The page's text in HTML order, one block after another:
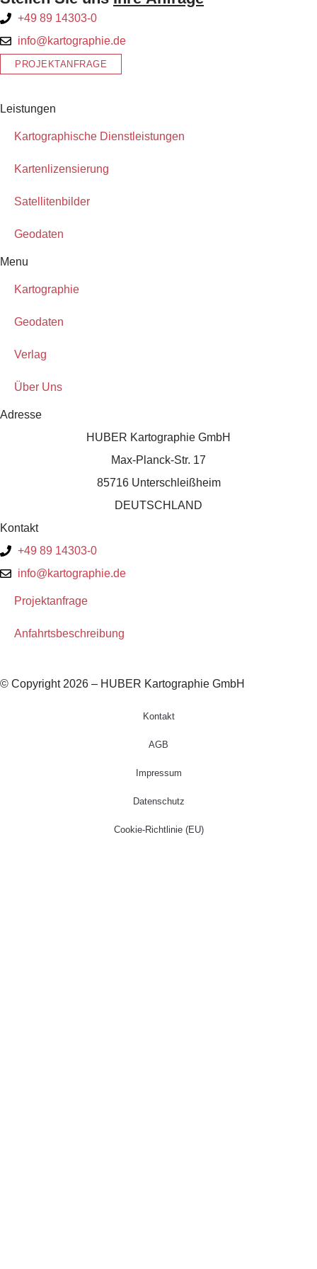
+49 89 14303-0
info@kartographie.de
PROJEKTANFRAGE
Leistungen
Kartographische Dienstleistungen
Kartenlizensierung
Satellitenbilder
Geodaten
Menu
Kartographie
Geodaten
Verlag
Über Uns
Adresse
HUBER Kartographie GmbH
Max-Planck-Str. 17
85716 Unterschleißheim
DEUTSCHLAND
Kontakt
+49 89 14303-0
info@kartographie.de
Projektanfrage
Anfahrtsbeschreibung
© Copyright 2026 – HUBER Kartographie GmbH
Kontakt
AGB
Impressum
Datenschutz
Cookie-Richtlinie (EU)